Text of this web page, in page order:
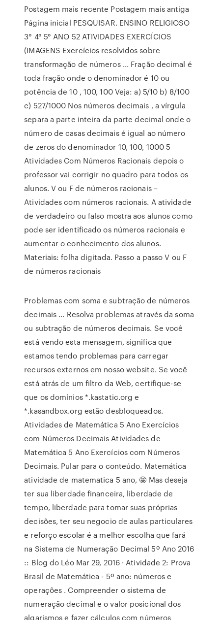
Postagem mais recente Postagem mais antiga
Página inicial PESQUISAR. ENSINO RELIGIOSO
3° 4° 5° ANO 52 ATIVIDADES EXERCÍCIOS
(IMAGENS Exercícios resolvidos sobre
transformação de números ... Fração decimal é
toda fração onde o denominador é 10 ou
potência de 10 , 100, 100 Veja: a) 5/10 b) 8/100
c) 527/1000 Nos números decimais , a vírgula
separa a parte inteira da parte decimal onde o
número de casas decimais é igual ao número
de zeros do denominador 10, 100, 1000 5
Atividades Com Números Racionais depois o
professor vai corrigir no quadro para todos os
alunos. V ou F de números racionais –
Atividades com números racionais. A atividade
de verdadeiro ou falso mostra aos alunos como
pode ser identificado os números racionais e
aumentar o conhecimento dos alunos.
Materiais: folha digitada. Passo a passo V ou F
de números racionais
Problemas com soma e subtração de números
decimais ... Resolva problemas através da soma
ou subtração de números decimais. Se você
está vendo esta mensagem, significa que
estamos tendo problemas para carregar
recursos externos em nosso website. Se você
está atrás de um filtro da Web, certifique-se
que os domínios *.kastatic.org e
*.kasandbox.org estão desbloqueados.
Atividades de Matemática 5 Ano Exercícios
com Números Decimais Atividades de
Matemática 5 Ano Exercícios com Números
Decimais. Pular para o conteúdo. Matemática
atividade de matematica 5 ano, 🤩 Mas deseja
ter sua liberdade financeira, liberdade de
tempo, liberdade para tomar suas próprias
decisões, ter seu negocio de aulas particulares
e reforço escolar é a melhor escolha que fará
na Sistema de Numeração Decimal 5º Ano 2016
:: Blog do Léo Mar 29, 2016 · Atividade 2: Prova
Brasil de Matemática - 5º ano: números e
operações . Compreender o sistema de
numeração decimal e o valor posicional dos
algarismos e fazer cálculos com números